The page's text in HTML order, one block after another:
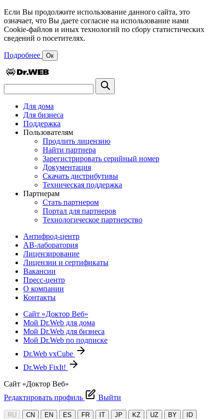
Если Вы продолжите использование данного сайта, это
означает, что Вы даете согласие на использование нами
Cookie-файлов и иных технологий по сбору статистических
сведений о посетителях.
Подробнее Ок
Для дома
Для бизнеса
Поддержка
Пользователям
Продлить лицензию
Найти партнера
Зарегистрировать серийный номер
Документация
Скачать дистрибутивы
Техническая поддержка
Партнерам
Стать партнером
Портал для партнеров
Технологическое партнерство
Антифрод-центр
АВ-лаборатория
Лицензирование
Лицензии и сертификаты
Вакансии
Пресс-центр
О компании
Контакты
Сайт «Доктор Веб»
Мой Dr.Web для дома
Мой Dr.Web для бизнеса
Мой Dr.Web по подписке
Dr.Web vxCube
Dr.Web FixIt!
Сайт «Доктор Веб»
Редактировать профиль
Выйти
RU CN EN ES FR IT JP KZ UZ BY ID